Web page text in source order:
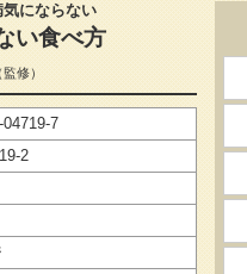
にならない
い食べ方
監修）
7
2